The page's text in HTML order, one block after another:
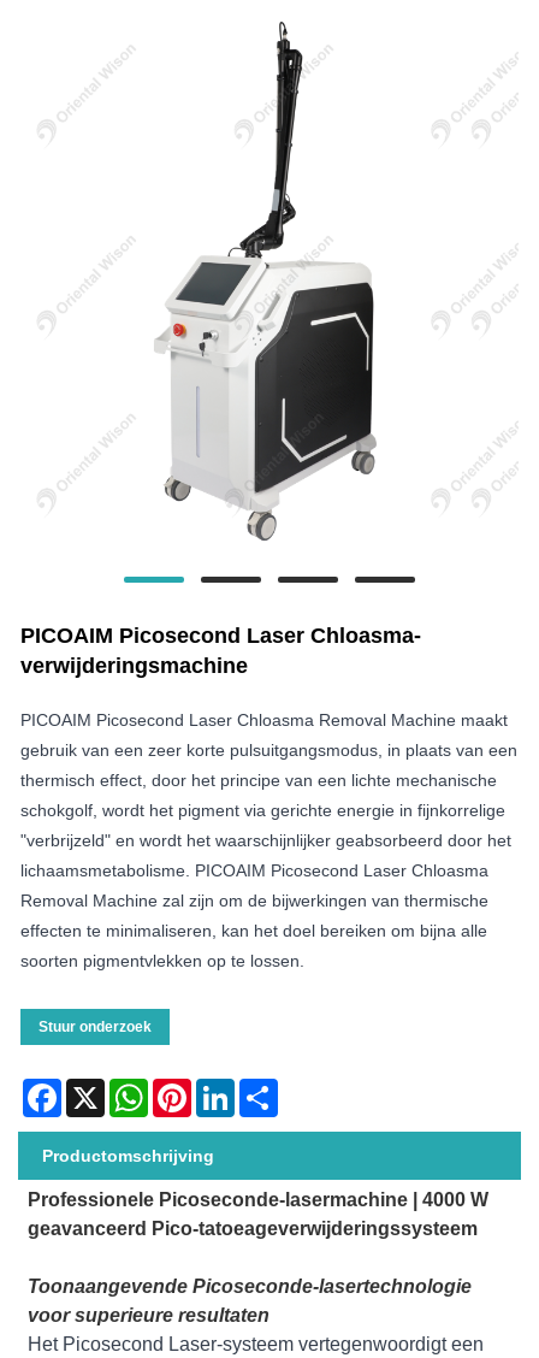
PICOAIM Picosecond Laser Chloasma-
verwijderingsmachine
PICOAIM Picosecond Laser Chloasma Removal Machine maakt
gebruik van een zeer korte pulsuitgangsmodus, in plaats van een
thermisch effect, door het principe van een lichte mechanische
schokgolf, wordt het pigment via gerichte energie in fijnkorrelige
"verbrijzeld" en wordt het waarschijnlijker geabsorbeerd door het
lichaamsmetabolisme. PICOAIM Picosecond Laser Chloasma
Removal Machine zal zijn om de bijwerkingen van thermische
effecten te minimaliseren, kan het doel bereiken om bijna alle
soorten pigmentvlekken op te lossen.
Stuur onderzoek
Facebook
X WhatsAppPinterestLinkedIn
Productomschrijving
Professionele Picoseconde-lasermachine | 4000 W
geavanceerd Pico-tatoeageverwijderingssysteem
Toonaangevende Picoseconde-lasertechnologie
voor superieure resultaten
Het Picosecond Laser-systeem vertegenwoordigt een